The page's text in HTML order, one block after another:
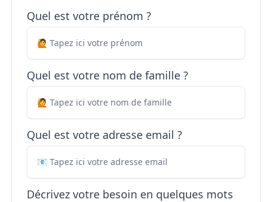
Quel est votre prénom ?
Quel est votre nom de famille ?
Quel est votre adresse email ?
Décrivez votre besoin en quelques mots